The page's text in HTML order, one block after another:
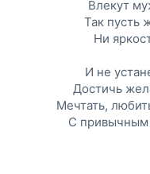
Влекут
Так пусть
Ни
И не
Достичь
Мечтать,
С